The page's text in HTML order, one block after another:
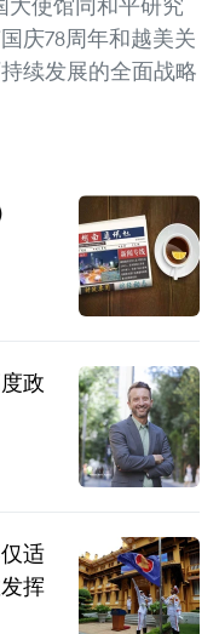
庆78周年和越美关
续发展的全面战略
政
适
挥